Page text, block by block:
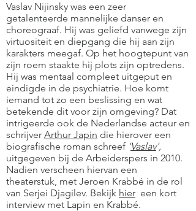
Vaslav Nijinsky was een zeer
getalenteerde mannelijke danser en
choreograaf. Hij was geliefd vanwege zijn
virtuositeit en diepgang die hij aan zijn
karakters meegaf. Op het hoogtepunt van
zijn roem staakte hij plots zijn optredens.
Hij was mentaal compleet uitgeput en
eindigde in de psychiatrie. Hoe komt
iemand tot zo een beslissing en wat
betekende dit voor zijn omgeving? Dat
intrigeerde ook de Nederlandse acteur en
schrijver Arthur Japin die hierover een
biografische roman schreef 'Vaslav',
uitgegeven bij de Arbeiderspers in 2010.
Nadien verscheen hiervan een
theaterstuk, met Jeroen Krabbé in de rol
van Serjei Djagilev. Bekijk hier een kort
interview met Lapin en Krabbé.